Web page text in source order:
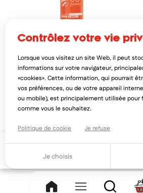
SVR
svr sun secure fluide photo-age
spf50+ - 40ml
16,19€
12,95€
AJOUTER AU PANIER
contrôlez votre vie
Lorsque vous visitez un site Web, il peut
informations sur votre navigateur,
«cookies». Cette information, qui pourrait
vos préférences, ou de votre appareil
ou mobile), est principalement utilisée
comme vous le souhaitez.
Politique de cookie Je refuse
Je choisis